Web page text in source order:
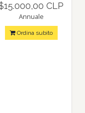
CLP
Annuale
Ordina subito